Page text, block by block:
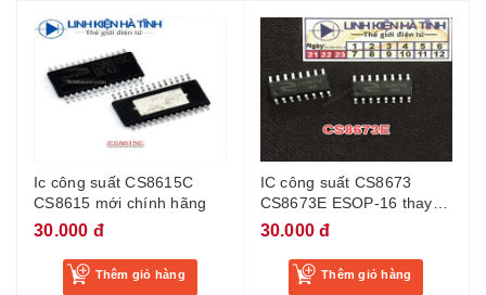
Ic công suất CS8615C
CS8615 mới chính hãng
30.000 đ
Thêm giỏ hàng
IC công suất CS8673
CS8673E ESOP-16 thay
thế TPA3116d2 chíp nhỏ
30.000 đ
Thêm giỏ hàng